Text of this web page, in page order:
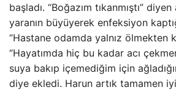
başladı. “Boğazım tıkanmıştı”
yaranın büyüyerek enfeksiyon
“Hastane odamda yalnız ölmekten
“Hayatımda hiç bu kadar acı
suya bakıp içemediğim için
diye ekledi. Harun artık tamamen